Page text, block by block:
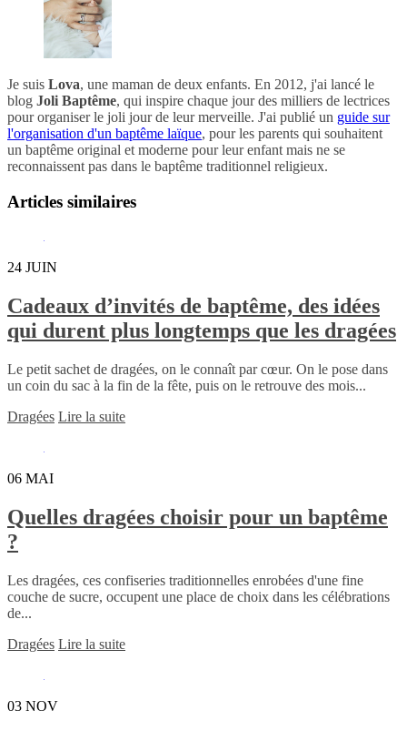
Je suis Lova, une maman de deux enfants. En 2012, j'ai lancé le
blog Joli Baptême, qui inspire chaque jour des milliers de lectrices
pour organiser le joli jour de leur merveille. J'ai publié un guide sur
l'organisation d'un baptême laïque, pour les parents qui souhaitent
un baptême original et moderne pour leur enfant mais ne se
reconnaissent pas dans le baptême traditionnel religieux.
Articles similaires
24 JUIN
Cadeaux d’invités de baptême, des idées
qui durent plus longtemps que les dragées
Le petit sachet de dragées, on le connaît par cœur. On le pose dans
un coin du sac à la fin de la fête, puis on le retrouve des mois...
Dragées Lire la suite
06 MAI
Quelles dragées choisir pour un baptême
?
Les dragées, ces confiseries traditionnelles enrobées d'une fine
couche de sucre, occupent une place de choix dans les célébrations
de...
Dragées Lire la suite
03 NOV